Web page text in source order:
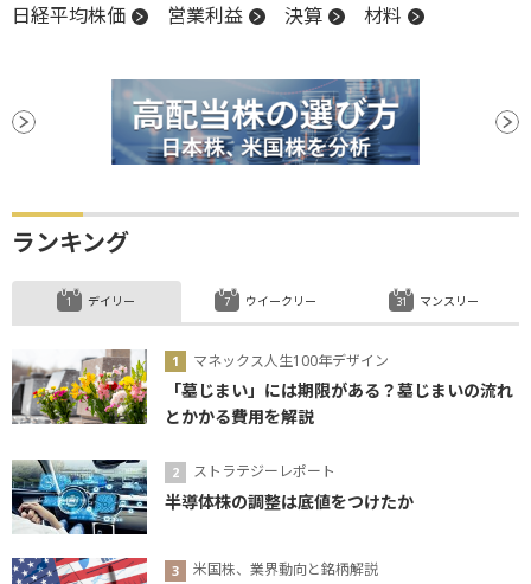
日経平均株価
営業利益 決算 材料
ランキング
デイリー
マネックス人生100年デザイン
「墓じまい」には期限がある？墓じまいの流れ
とかかる費用を解説
ストラテジーレポート
半導体株の調整は底値をつけたか
米国株、業界動向と銘柄解説
ウイークリー マンスリー